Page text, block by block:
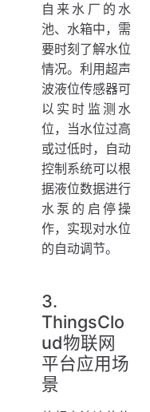
自来水厂的水
池、水箱中，需
要时刻了解水位
情况。利用超声
波液位传感器可
以实时监测水
位，当水位过高
或过低时，自动
控制系统可以根
据液位数据进行
水泵的启停操
作，实现对水位
的自动调节。
3.
ThingsClo
ud物联网
平台应用场
景